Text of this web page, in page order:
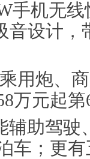
手机无
音设计
辅助驾驶
车；更